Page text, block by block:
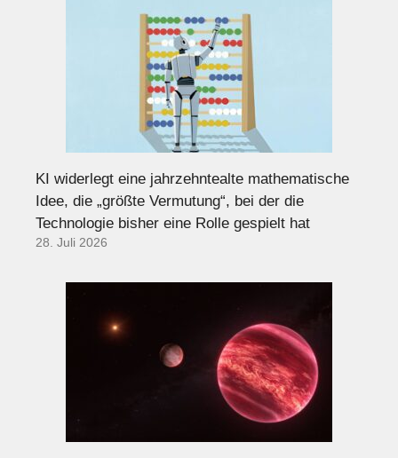
KI widerlegt eine jahrzehntealte mathematische
Idee, die „größte Vermutung“, bei der die
Technologie bisher eine Rolle gespielt hat
28. Juli 2026